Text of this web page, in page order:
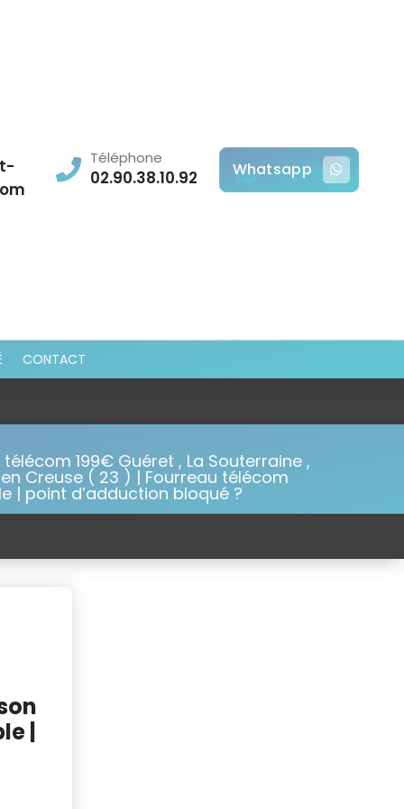
Téléphone
02.90.38.10.92 Whatsapp
CONTACT
199€ Guéret , La Souterraine ,
Creuse ( 23 ) | Fourreau télécom
| point d’adduction bloqué ?
|